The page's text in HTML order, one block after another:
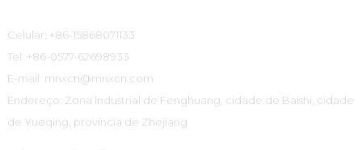
Celular: +86-15868071133
Tel: +86-0577-62698933
E-mail: mnxcn@mnxcn.com
Endereço: Zona Industrial de Fenghuang, cidade de Baishi, cidade
de Yueqing, província de Zhejiang